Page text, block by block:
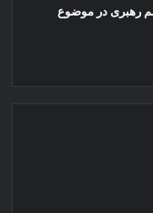
رهبری در موضوع